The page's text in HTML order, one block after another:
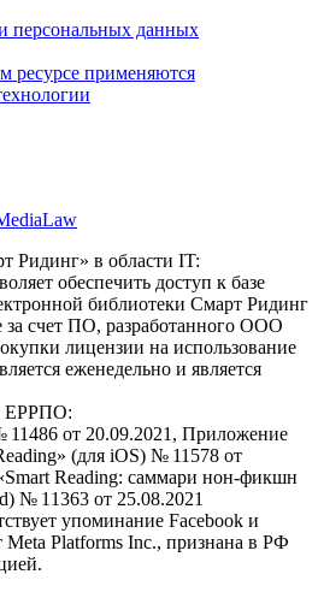
персональных данных
ресурсе применяются
Ридинг» в области IT:
обеспечить доступ к базе
библиотеки Смарт Ридинг
за счет ПО, разработанного ООО
лицензии на использование
еженедельно и является
ЕРРПО:
11486 от 20.09.2021, Приложение
(для iOS) № 11578 от
Reading: саммари нон-фикшн
№ 11363 от 25.08.2021
упоминание Facebook и
Platforms Inc., признана в РФ